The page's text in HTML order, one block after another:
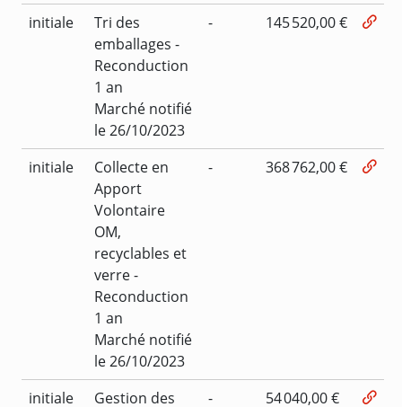
initiale
Tri des
emballages -
Reconduction
1 an
Marché notifié
le 26/10/2023
- 145 520,00 €
initiale
Collecte en
Apport
Volontaire
OM,
recyclables et
verre -
Reconduction
1 an
Marché notifié
le 26/10/2023
- 368 762,00 €
initiale Gestion des - 54 040,00 €